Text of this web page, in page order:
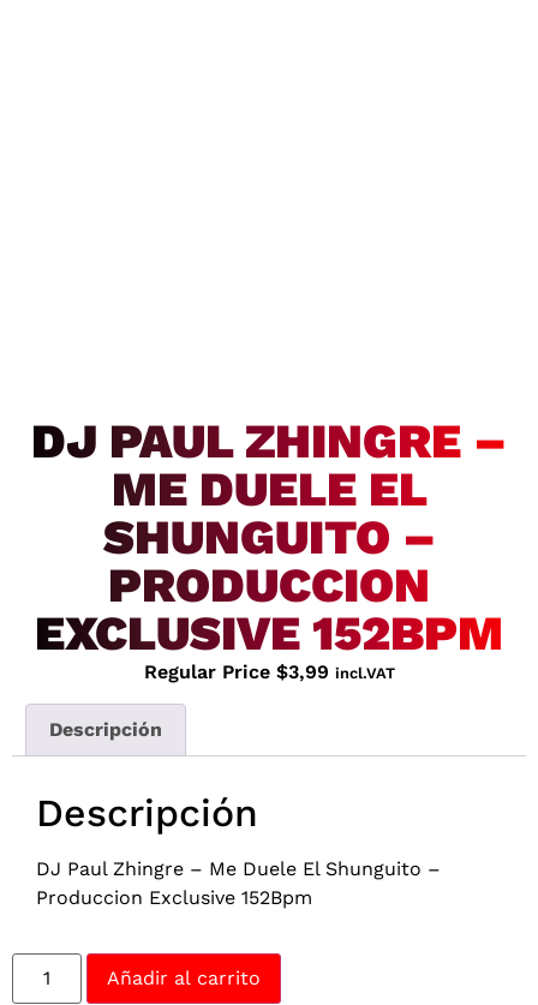
DJ PAUL ZHINGRE –
ME DUELE EL
SHUNGUITO –
PRODUCCION
EXCLUSIVE 152BPM
Regular Price $3,99 incl.VAT
Descripción
Descripción
DJ Paul Zhingre – Me Duele El Shunguito –
Produccion Exclusive 152Bpm
Añadir al carrito